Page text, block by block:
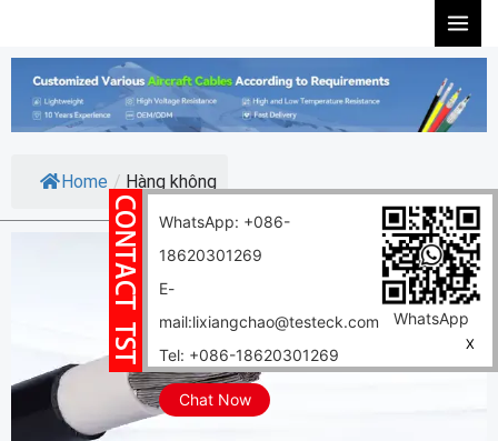
WhatsApp: +086-
18620301269
E-
mail:lixiangchao@testeck.com
Tel: +086-18620301269
Chat Now
WhatsApp
X
content
Home / Hàng không